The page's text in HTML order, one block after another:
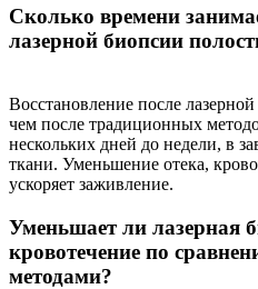
Сколько времени
лазерной биопсии
Восстановление после
чем после традиционных
нескольких дней до недели, в
ткани. Уменьшение отека,
ускоряет заживление.
Уменьшает ли лазерная
кровотечение по
методами?